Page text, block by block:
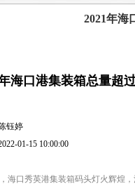
2021年海
海口港集装箱总量超
钰婷
01-15 10:00:00
海口秀英港集装箱码头灯火辉煌